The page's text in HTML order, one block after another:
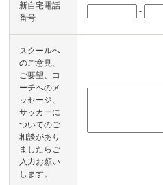
新自宅電話
番号
-
スクールへ
のご意見、
ご要望、コ
ーチへのメ
ッセージ、
サッカーに
ついてのご
相談があり
ましたらご
入力お願い
します。